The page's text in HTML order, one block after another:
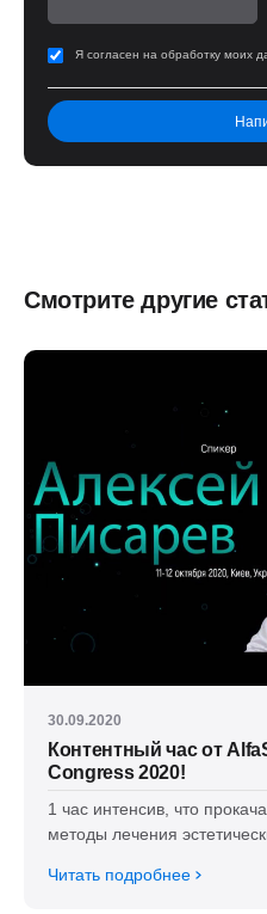
Я согласен на обработку моих
Смотрите другие
30.09.2020
Контентный час от
Congress 2020!
1 час интенсив, что
методы лечения
Читать подробнее